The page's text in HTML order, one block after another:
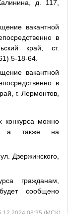
д. 117,
вакантной
в
край, ст.
5-18-64.
вакантной
в
г. Лермонтов,
конкурса можно
а также на
Дзержинского,
гражданам,
сообщено